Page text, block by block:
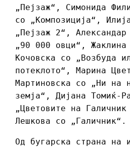
„Пејзаж“, Симонида
со „Композиција“,
„Пејзаж 2“, Александар
„90 000 овци“, Жаклина
Кочовска со „Возбуда
потеклото“, Марина
Мартиновска со „Ни на
земја“, Дијана Томиќ-
„Цветовите на
Лешкова со „Галичник“.
Од бугарска страна на